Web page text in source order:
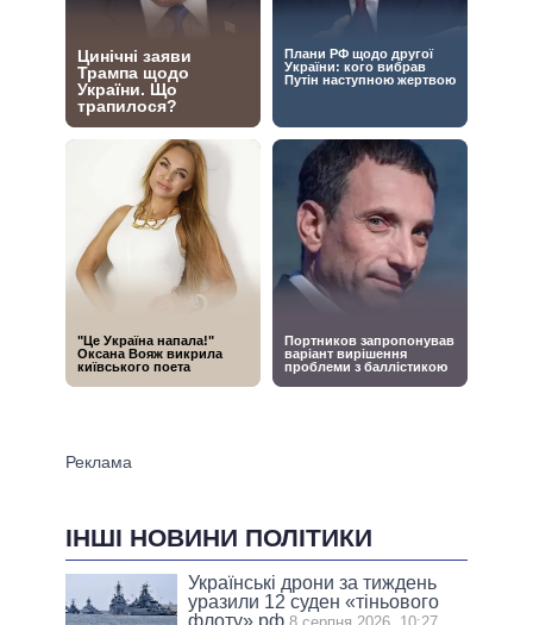
ІНШІ НОВИНИ ПОЛІТИКИ
Українські дрони за тиждень
уразили 12 суден «тіньового
флоту» рф